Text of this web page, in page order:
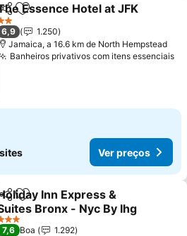
PartilharAdicionar aos favoritos
Essence Hotel at JFK
Estrelas
6,9
1.250
Jamaica, a 16.6 km de North Hempstead
Banheiros privativos com itens essenciais
Ver preços
Adicionar aos favoritos
Inn Express &
Bronx - Nyc By Ihg
Estrelas
7,6 Boa
1.292